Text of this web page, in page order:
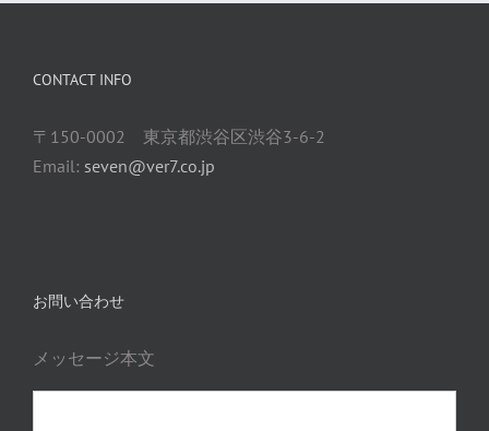
CONTACT INFO
〒150-0002 東京都渋谷区渋谷3-6-2
Email: seven@ver7.co.jp
お問い合わせ
メッセージ本文